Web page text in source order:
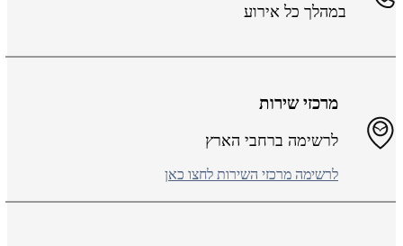
במהלך כל אירוע
מרכזי שירות
לרשימה ברחבי הארץ
לרשימה מרכזי השירות לחצו כאן